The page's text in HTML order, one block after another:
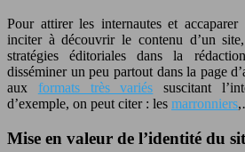
Pour attirer les internautes et
inciter à découvrir le contenu d’un
stratégies éditoriales dans la
disséminer un peu partout dans la page
aux formats très variés suscitant
d’exemple, on peut citer : les marronniers
Mise en valeur de l’identité du